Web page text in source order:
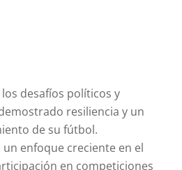
los desafíos políticos y
resiliencia y un
de su fútbol.
un enfoque creciente en el
en competiciones